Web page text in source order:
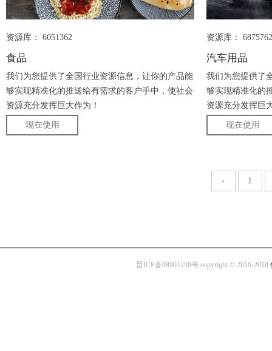
资源库： 6051362
食品
我们为您提供了全国行业资源信息，让你的产品能
够实现精准化的推送给有需求的客户手中，使社会
资源充分发挥巨大作为！
现在使用
资源库： 6875762
汽车用品
我们为您提供了
够实现精准化的
资源充分发挥巨
现在使用
‹ 1
晋ICP备08001298号 copyright © 2016-2018